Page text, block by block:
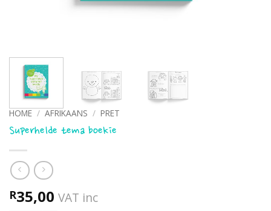
HOME / AFRIKAANS / PRET
Superhelde tema boekie
R35,00 VAT inc